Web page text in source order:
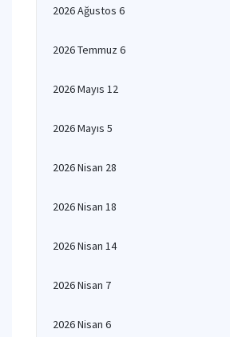
2026 Ağustos 6
2026 Temmuz 6
2026 Mayıs 12
2026 Mayıs 5
2026 Nisan 28
2026 Nisan 18
2026 Nisan 14
2026 Nisan 7
2026 Nisan 6